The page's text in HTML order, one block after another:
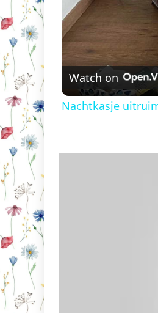
Watch on
Nachtkasje